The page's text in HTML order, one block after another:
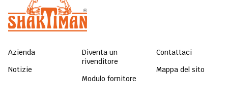
Azienda
Notizie
Diventa un
rivenditore
Modulo fornitore
Contattaci
Mappa del sito